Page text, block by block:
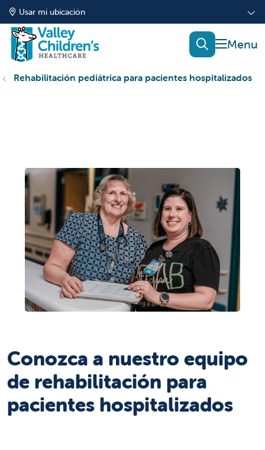
Usar mi ubicación
mostrar
buscar
Rehabilitación pediátrica para pacientes hospitalizados
Conozca a nuestro equipo
de rehabilitación para
pacientes hospitalizados